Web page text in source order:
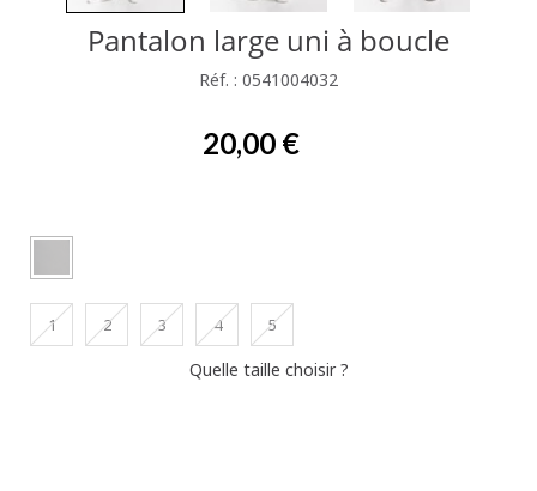
Pantalon large uni à boucle
Réf. : 0541004032
20,00 €
1 2 3 4 5
Quelle taille choisir ?